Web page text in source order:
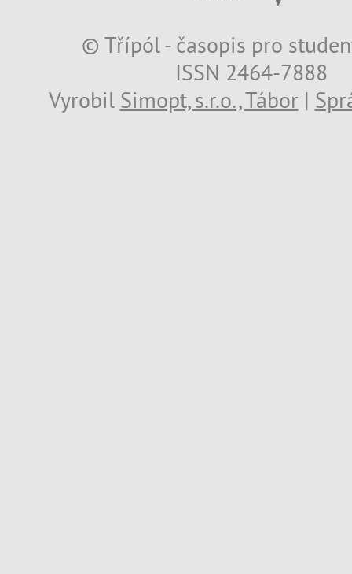
© Třípól - časopis pro
ISSN 2464-7888
Vyrobil Simopt, s.r.o., Tábor |